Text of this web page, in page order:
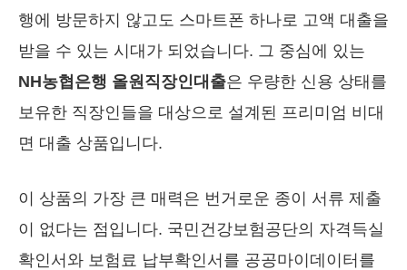
행에 방문하지 않고도 스마트폰 하나로 고액 대출을
받을 수 있는 시대가 되었습니다. 그 중심에 있는
NH농협은행 올원직장인대출은 우량한 신용 상태를
보유한 직장인들을 대상으로 설계된 프리미엄 비대
면 대출 상품입니다.
이 상품의 가장 큰 매력은 번거로운 종이 서류 제출
이 없다는 점입니다. 국민건강보험공단의 자격득실
확인서와 보험료 납부확인서를 공공마이데이터를